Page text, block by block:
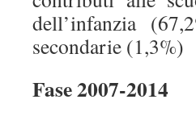
dell’infanzia
secondarie (1,3%)
Fase 2007-2014